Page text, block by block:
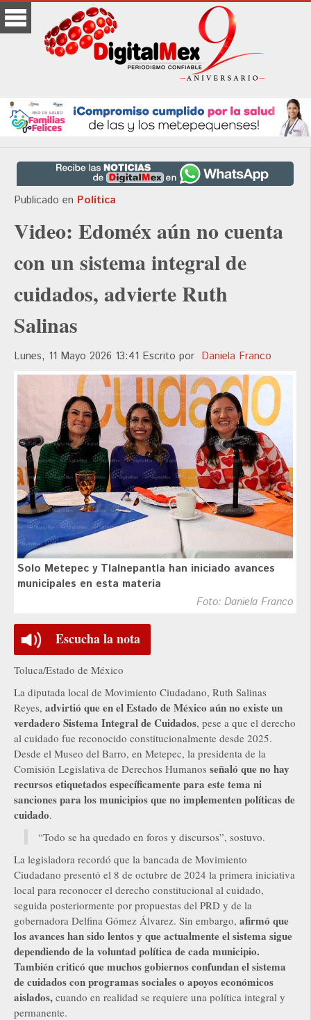
Publicado en Política
Video: Edoméx aún no cuenta
con un sistema integral de
cuidados, advierte Ruth
Salinas
Lunes, 11 Mayo 2026 13:41 Escrito por Daniela Franco
Solo Metepec y Tlalnepantla han iniciado avances
municipales en esta materia
Foto: Daniela Franco
Escucha la nota
Toluca/Estado de México
La diputada local de Movimiento Ciudadano, Ruth Salinas
Reyes, advirtió que en el Estado de México aún no existe un
verdadero Sistema Integral de Cuidados, pese a que el derecho
al cuidado fue reconocido constitucionalmente desde 2025.
Desde el Museo del Barro, en Metepec, la presidenta de la
Comisión Legislativa de Derechos Humanos señaló que no hay
recursos etiquetados específicamente para este tema ni
sanciones para los municipios que no implementen políticas de
cuidado.
“Todo se ha quedado en foros y discursos”, sostuvo.
La legisladora recordó que la bancada de Movimiento
Ciudadano presentó el 8 de octubre de 2024 la primera iniciativa
local para reconocer el derecho constitucional al cuidado,
seguida posteriormente por propuestas del PRD y de la
gobernadora Delfina Gómez Álvarez. Sin embargo, afirmó que
los avances han sido lentos y que actualmente el sistema sigue
dependiendo de la voluntad política de cada municipio.
También criticó que muchos gobiernos confundan el sistema
de cuidados con programas sociales o apoyos económicos
aislados, cuando en realidad se requiere una política integral y
permanente.